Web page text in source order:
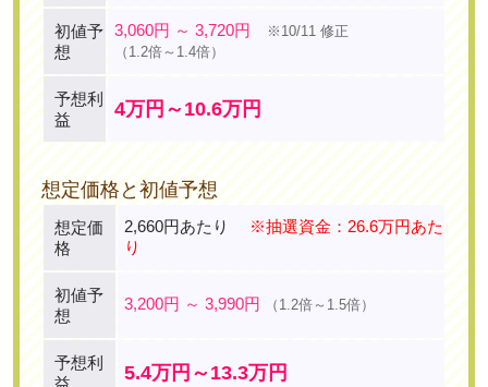
初値予
想
3,060円 ～ 3,720円
※10/11 修正
（1.2倍～1.4倍）
予想利
益
4万円～10.6万円
想定価格と初値予想
想定価
格
2,660円あたり
※抽選資金：26.6万円あた
り
初値予
想
3,200円 ～ 3,990円 （1.2倍～1.5倍）
予想利
益
5.4万円～13.3万円